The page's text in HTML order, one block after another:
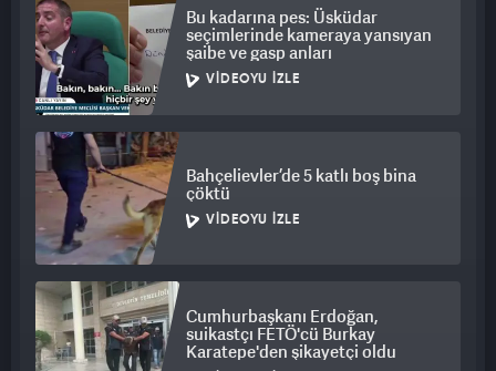
Bu kadarına pes: Üsküdar
seçimlerinde kameraya yansıyan
şaibe ve gasp anları
VIDEOYU İZLE
Bahçelievler’de 5 katlı boş bina
çöktü
VIDEOYU İZLE
Cumhurbaşkanı Erdoğan,
suikastçı FETÖ'cü Burkay
Karatepe'den şikayetçi oldu